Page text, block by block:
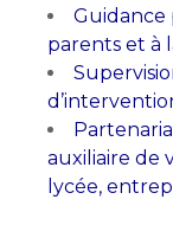
Guidance
parents et à
auxiliaire de
lycée,